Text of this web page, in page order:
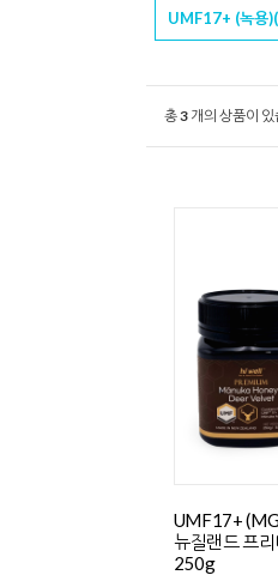
UMF17+ (녹용
총3 개의 상품이
UMF17+
뉴질랜드 프
250g